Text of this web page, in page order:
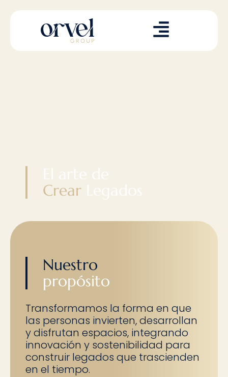
El arte de
Crear Legados
Nuestro
propósito
Transformamos la forma en que
las personas invierten, desarrollan
y disfrutan espacios, integrando
innovación y sostenibilidad para
construir legados que trascienden
en el tiempo.